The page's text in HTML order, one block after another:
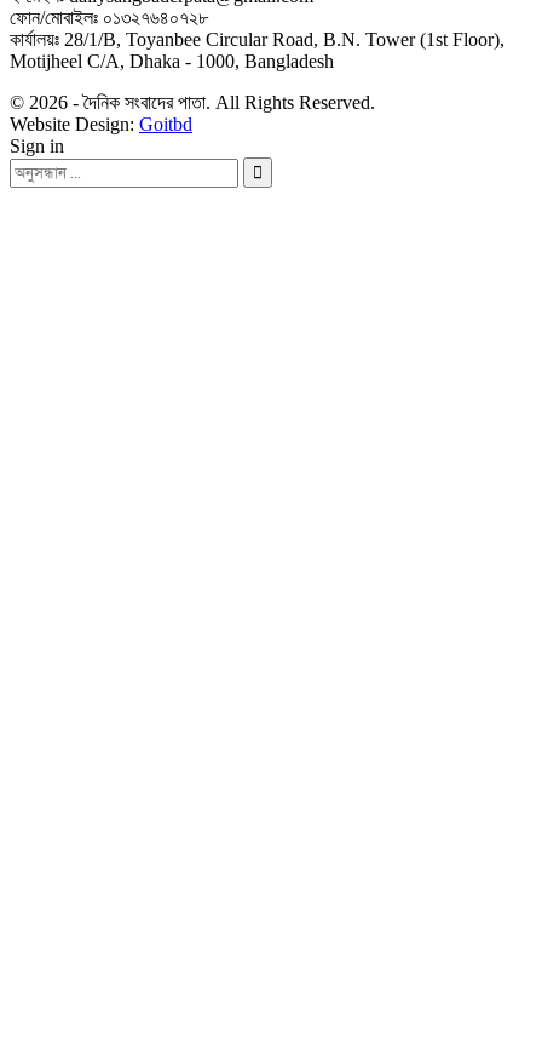
ফোন/মোবাইলঃ ০১৩২৭৬৪০৭২৮
কার্যালয়ঃ 28/1/B, Toyanbee Circular Road, B.N. Tower (1st Floor),
Motijheel C/A, Dhaka - 1000, Bangladesh
© 2026 - দৈনিক সংবাদের পাতা. All Rights Reserved.
Website Design: Goitbd
Sign in